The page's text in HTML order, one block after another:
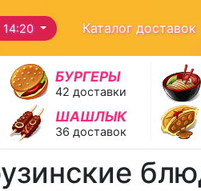
14:20 Каталог доставок
БУРГЕРЫ
42 доставки
ШАШЛЫК
36 доставок